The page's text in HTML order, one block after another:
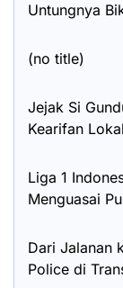
Untungnya
(no title)
Jejak Si
Kearifan
Liga 1
Menguasai
Dari Jalanan
Police di